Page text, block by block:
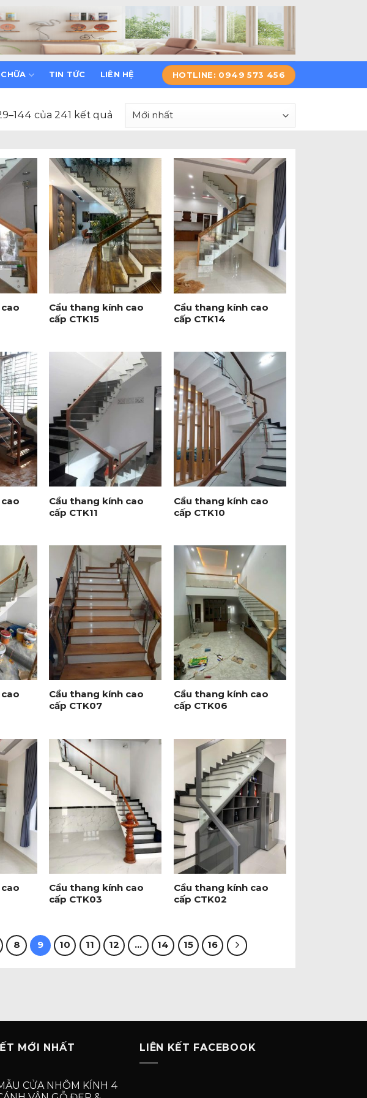
TIN TỨC LIÊN HỆ HOTLINE: 0949 573 456
của 241 kết quả
Cầu thang kính cao
cấp CTK15
+
Cầu thang kính cao
cấp CTK14
+
Cầu thang kính cao
cấp CTK11
+
Cầu thang kính cao
cấp CTK10
Cầu thang kính cao
cấp CTK07
+
Cầu thang kính cao
cấp CTK06
Cầu thang kính cao
cấp CTK03
+
Cầu thang kính cao
cấp CTK02
8 9 10 11 12 … 14 15 16
MỚI NHẤT
CỬA NHÔM KÍNH 4
LIÊN KẾT FACEBOOK